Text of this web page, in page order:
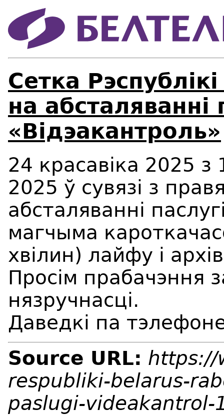
Сетка
на абсталяваннi
«Вiдэакантроль»
24 красавiка 2025
2025 ў сувязі з
абсталяванні
магчыма
хвiлин) лайфу і
Просім прабачэння
нязручнасці.
Даведкі па
Source URL: https://
respubliki-belarus-
paslugi-videakantrol-